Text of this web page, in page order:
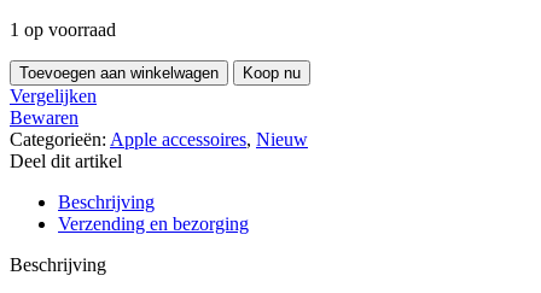
1 op voorraad
Siliconenhoesje
met
MagSafe
voor
iPhone
Licht
hoeveelheid
Toevoegen aan winkelwagen Koop nu
Vergelijken
Bewaren
Categorieën: Apple accessoires, Nieuw
Deel dit artikel
Beschrijving
Verzending en bezorging
Beschrijving